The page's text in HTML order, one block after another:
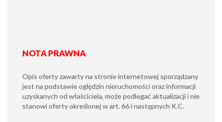
NOTA PRAWNA
Opis oferty zawarty na stronie internetowej sporządzany
jest na podstawie oględzin nieruchomości oraz informacji
uzyskanych od właściciela, może podlegać aktualizacji i nie
stanowi oferty określonej w art. 66 i następnych K.C.